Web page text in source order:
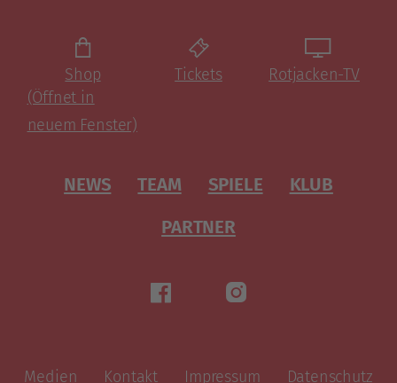
Shop
(Öffnet in
neuem Fenster)
Tickets Rotjacken-TV
NEWS TEAM SPIELE
KLUB
PARTNER
Medien Kontakt Impressum Datenschutz